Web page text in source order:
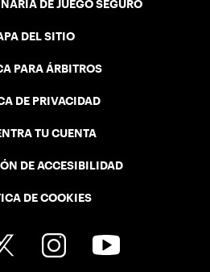
DE JUEGO SEGURO
DEL SITIO
PARA ÁRBITROS
DE PRIVACIDAD
TU CUENTA
DE ACCESIBILIDAD
DE COOKIES